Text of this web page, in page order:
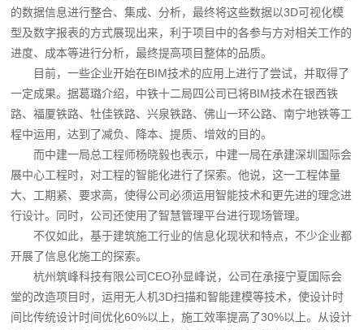
的数据信息进行整合、集成、分析，最终将这些数据以3D可视化模
型及数字报表的方式展现出来，利于项目中的各参与方对相关工作的
进度、成本等进行分析，最终提高项目整体的品质。
目前，一些企业开始在BIM技术的应用上进行了尝试，并取得了
一定成果。据葛璐介绍，中铁十二局四公司已将BIM技术在银西铁
路、福厦铁路、牡佳铁路、兴泉铁路、佛山一环公路、南宁地铁等工
程中运用，达到了减负、降本、提质、增效的目的。
而中建一局总工程师杨晓毅也表示，中建一局在承建深圳国际会
展中心工程时，对工程的智能化进行了探索。他说，这一工程体量
大、工期紧、要求高，使得公司必须运用智能技术和更先进的理念进
行设计。同时，公司还使用了智慧管理平台进行现场管理。
不仅如此，基于建筑施工行业的信息化现状和特点，不少企业都
开展了信息化施工的探索。
杭州筑峰科技有限公司CEO孙显峰说，公司在承接宁夏国际会
堂的改造项目时，运用无人机3D扫描和智能建模等技术，使设计时
间比传统设计时间优化60%以上，施工效率提高了30%以上。从设计